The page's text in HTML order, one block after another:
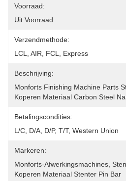
Voorraad:
Uit Voorraad
Verzendmethode:
LCL, AIR, FCL, Express
Beschrijving:
Monforts Finishing Machine Parts
Koperen Materiaal Carbon Steel
Betalingscondities:
L/C, D/A, D/P, T/T, Western Union
Markeren:
Monforts-Afwerkingsmachines
Koperen Materiaal Stenter Pin Bar